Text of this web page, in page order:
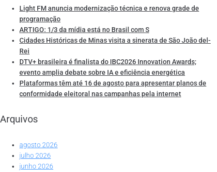
Light FM anuncia modernização técnica e renova grade de
programação
ARTIGO: 1/3 da mídia está no Brasil com S
Cidades Históricas de Minas visita a sinerata de São João del-
Rei
DTV+ brasileira é finalista do IBC2026 Innovation Awards;
evento amplia debate sobre IA e eficiência energética
Plataformas têm até 16 de agosto para apresentar planos de
conformidade eleitoral nas campanhas pela internet
Arquivos
agosto 2026
julho 2026
junho 2026